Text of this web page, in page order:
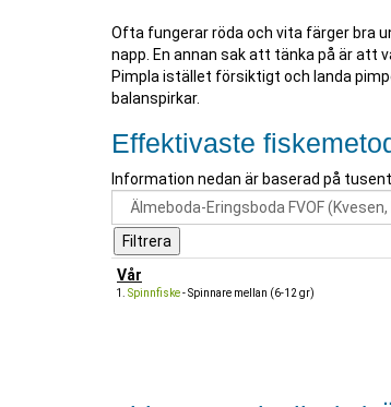
Ofta fungerar röda och vita färger bra
napp. En annan sak att tänka på är att
Pimpla istället försiktigt och landa
balanspirkar.
Effektivaste
Information nedan är baserad på
Vår
Spinnfiske- Spinnare mellan (6-12 gr)